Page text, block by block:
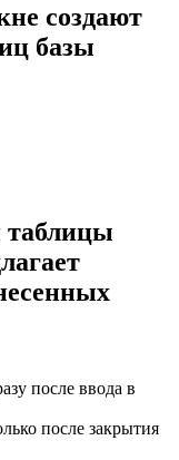
создают
базы
таблицы
после ввода в
после закрытия